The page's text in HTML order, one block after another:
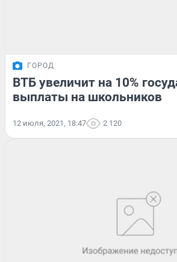
ГОРОД
ВТБ увеличит на 10%
выплаты на школьников
12 июля, 2021, 18:47 2 120